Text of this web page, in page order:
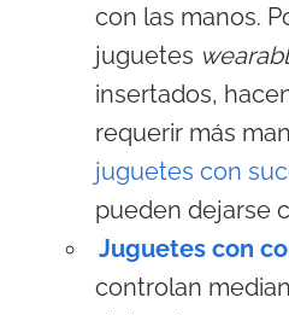
con las manos.
juguetes
insertados,
requerir más
juguetes con
pueden dejarse
Juguetes con
controlan